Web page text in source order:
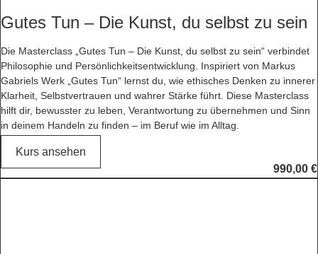
Gutes Tun – Die Kunst, du selbst zu sein
Die Masterclass „Gutes Tun – Die Kunst, du selbst zu sein“ verbindet
Philosophie und Persönlichkeitsentwicklung. Inspiriert von Markus
Gabriels Werk „Gutes Tun“ lernst du, wie ethisches Denken zu innerer
Klarheit, Selbstvertrauen und wahrer Stärke führt. Diese Masterclass
hilft dir, bewusster zu leben, Verantwortung zu übernehmen und Sinn
in deinem Handeln zu finden – im Beruf wie im Alltag.
Kurs ansehen
990,00 €